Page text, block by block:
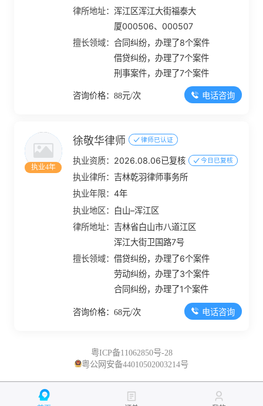
律所地址：浑江区浑江大街福泰大
厦000506、000507
擅长领域：合同纠纷，办理了8个案件
借贷纠纷，办理了7个案件
刑事案件，办理了7个案件
咨询价格：88元/次 电话咨询
执业4年
徐敬华律师 律师已认证
执业资质： 2026.08.06已复核 今日已复核
执业律所： 吉林乾羽律师事务所
执业年限：4年
执业地区：
白山–浑江区
律所地址： 吉林省白山市八道江区
浑江大街卫国路7号
擅长领域：借贷纠纷，办理了6个案件
劳动纠纷，办理了3个案件
合同纠纷，办理了1个案件
咨询价格：68元/次 电话咨询
粤ICP备11062850号-28
粤公网安备44010502003214号